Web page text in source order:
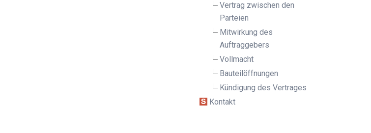
Vertrag zwischen den
Parteien
Mitwirkung des
Auftraggebers
Vollmacht
Bauteilöffnungen
Kündigung des Vertrages
Kontakt